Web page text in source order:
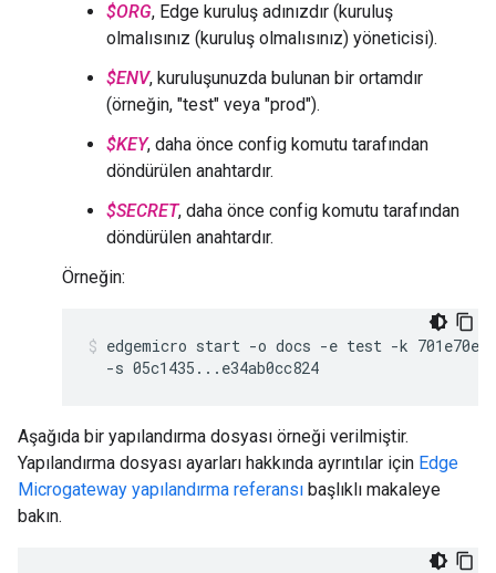
$ORG, Edge kuruluş adınızdır (kuruluş
olmalısınız (kuruluş olmalısınız) yöneticisi).
$ENV, kuruluşunuzda bulunan bir ortamdır
(örneğin, "test" veya "prod").
$KEY, daha önce config komutu tarafından
döndürülen anahtardır.
$SECRET, daha önce config komutu tarafından
döndürülen anahtardır.
Örneğin:
edgemicro start -o docs -e test -k
  -s 05c1435...e34ab0cc824
Aşağıda bir yapılandırma dosyası örneği verilmiştir.
Yapılandırma dosyası ayarları hakkında ayrıntılar için Edge
Microgateway yapılandırma referansı başlıklı makaleye
bakın.